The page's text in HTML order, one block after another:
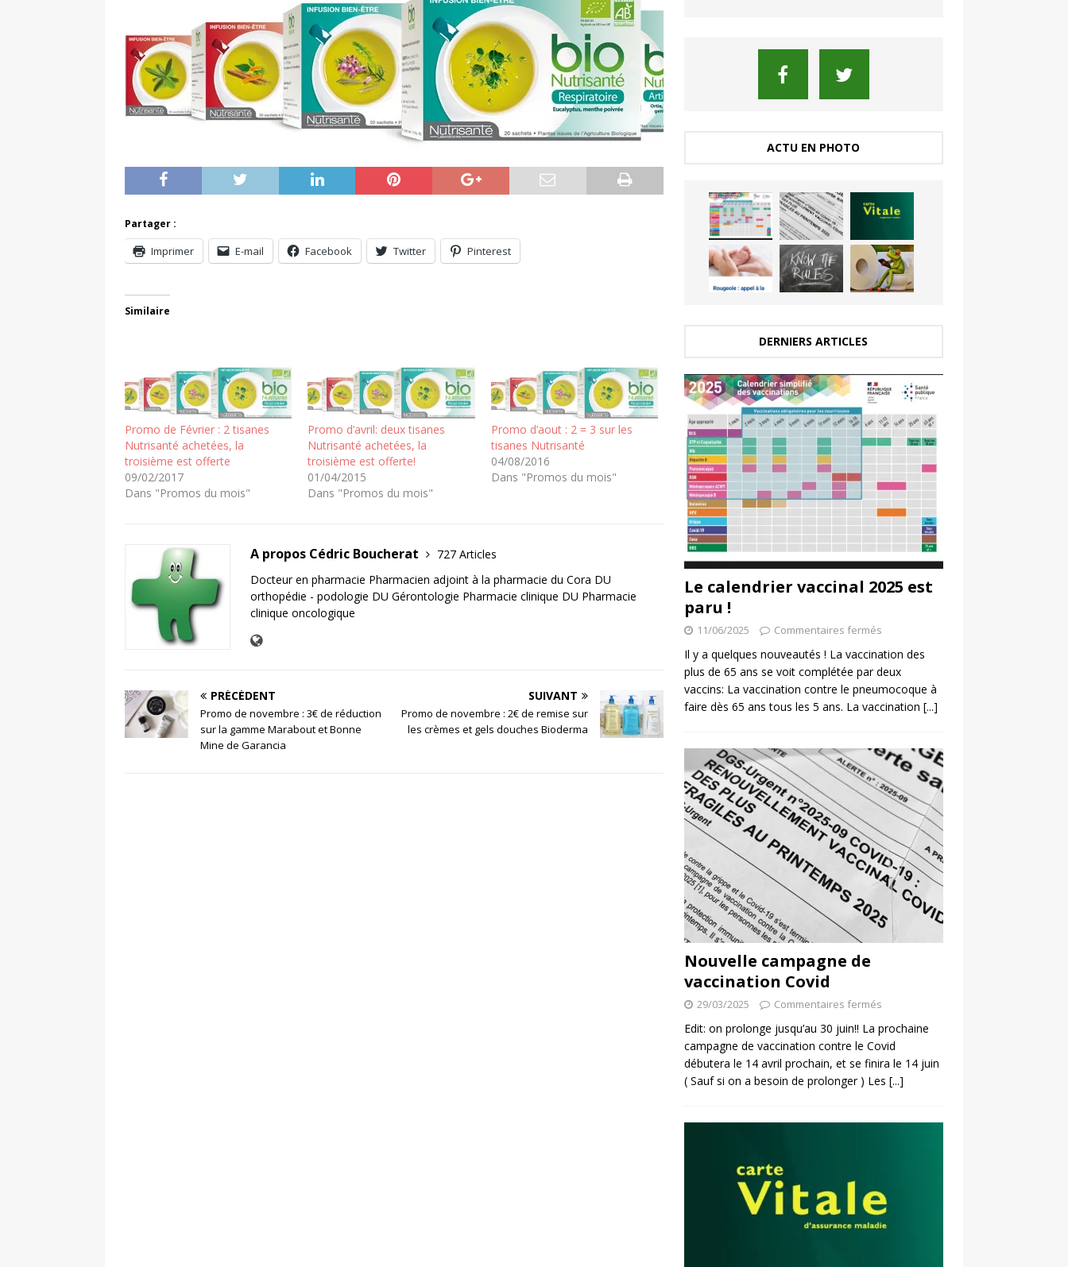
Partager :
Imprimer E-mail Facebook Twitter Pinterest
Similaire
Promo de Février : 2 tisanes
Nutrisanté achetées, la
troisième est offerte
09/02/2017
Dans "Promos du mois"
Promo d’avril: deux tisanes
Nutrisanté achetées, la
troisième est offerte!
01/04/2015
Dans "Promos du mois"
Promo d’aout : 2 = 3 sur les
tisanes Nutrisanté
04/08/2016
Dans "Promos du mois"
A propos Cédric Boucherat
727 Articles
Docteur en pharmacie Pharmacien adjoint à la pharmacie du Cora DU
orthopédie - podologie DU Gérontologie Pharmacie clinique DU Pharmacie
clinique oncologique
PRÉCÉDENT
Promo de novembre : 3€ de réduction
sur la gamme Marabout et Bonne
Mine de Garancia
SUIVANT
Promo de novembre : 2€ de remise sur
les crèmes et gels douches Bioderma
ACTU EN PHOTO
DERNIERS ARTICLES
Le calendrier vaccinal 2025 est
paru !
11/06/2025 Commentaires fermés
Il y a quelques nouveautés ! La vaccination des
plus de 65 ans se voit complétée par deux
vaccins: La vaccination contre le pneumocoque à
faire dès 65 ans tous les 5 ans. La vaccination [...]
Nouvelle campagne de
vaccination Covid
29/03/2025 Commentaires fermés
Edit: on prolonge jusqu’au 30 juin!! La prochaine
campagne de vaccination contre le Covid
débutera le 14 avril prochain, et se finira le 14 juin
( Sauf si on a besoin de prolonger ) Les [...]